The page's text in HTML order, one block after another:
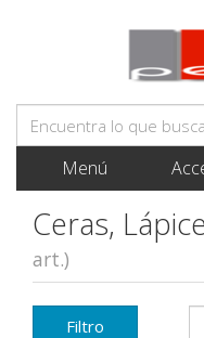
Menú
Ceras,
art.)
Filtro